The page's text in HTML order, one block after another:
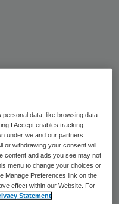
is een speciale
voor
lang na hun
van klachten,
en
data, like browsing data
I Accept enables tracking
under we and our partners
or withdrawing your consent will
content and ads you see may not
menu to change your choices or
Manage Preferences link on the
effect within our Website. For
Statement